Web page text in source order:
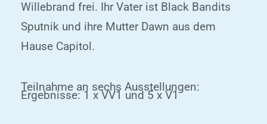
Willebrand frei. Ihr Vater ist Black Bandits
Sputnik und ihre Mutter Dawn aus dem
Hause Capitol.
Teilnahme an sechs Ausstellungen:
Ergebnisse: 1 x VV1 und 5 x V1